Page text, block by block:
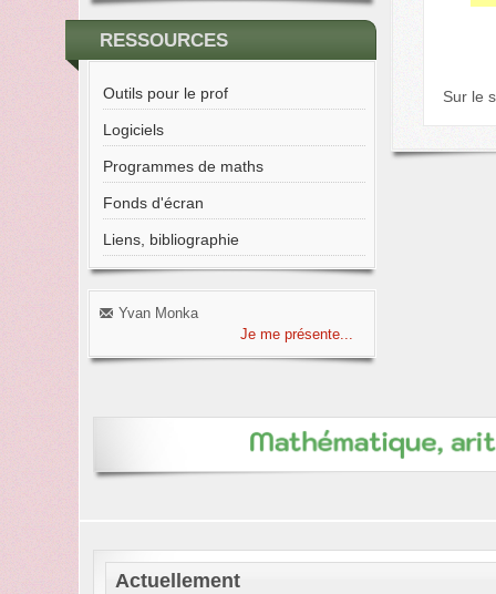
RESSOURCES
Outils pour le prof
Logiciels
Programmes de maths
Fonds d'écran
Liens, bibliographie
Yvan Monka
Je me présente...
Sur le
Actuellement